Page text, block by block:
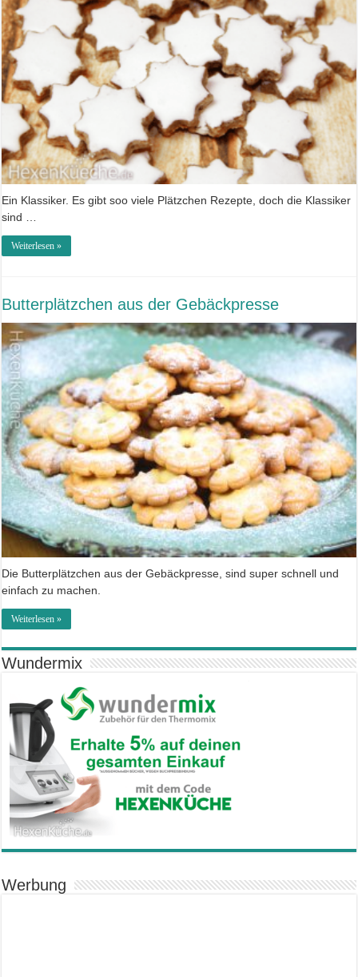
Ein Klassiker. Es gibt soo viele Plätzchen Rezepte, doch die Klassiker
sind …
Weiterlesen »
Butterplätzchen aus der Gebäckpresse
Die Butterplätzchen aus der Gebäckpresse, sind super schnell und
einfach zu machen.
Weiterlesen »
Wundermix
Werbung